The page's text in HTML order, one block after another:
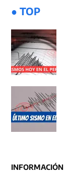
● TOP
INFORMACIÓN